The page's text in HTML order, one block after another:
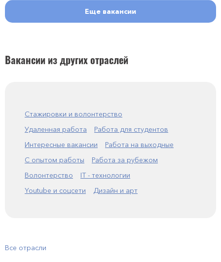
Еще вакансии
Вакансии из других отраслей
Стажировки и волонтерство
Удаленная работа
Работа для студентов
Интересные вакансии
Работа на выходные
С опытом работы
Работа за рубежом
Волонтерство
IT - технологии
Youtube и соцсети
Дизайн и арт
Все отрасли